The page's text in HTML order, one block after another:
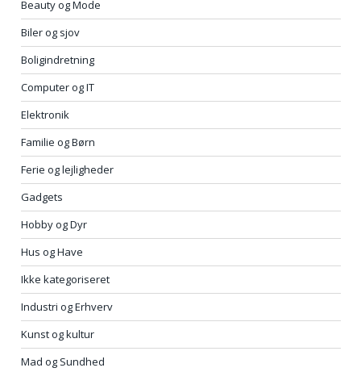
Beauty og Mode
Biler og sjov
Boligindretning
Computer og IT
Elektronik
Familie og Børn
Ferie og lejligheder
Gadgets
Hobby og Dyr
Hus og Have
Ikke kategoriseret
Industri og Erhverv
Kunst og kultur
Mad og Sundhed